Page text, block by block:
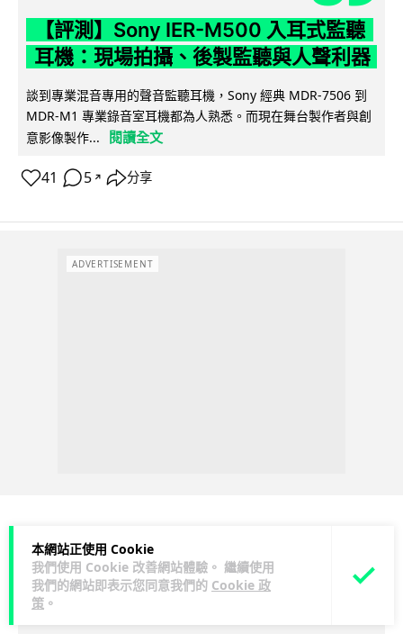
本網站正使用 Cookie
我們使用 Cookie 改善網站體驗。 繼續使用
我們的網站即表示您同意我們的 Cookie 政
策 。
【評測】Sony IER-M500 入耳式監聽
耳機：現場拍攝、後製監聽與人聲利器
談到專業混音專用的聲音監聽耳機，Sony 經典 MDR-7506 到
MDR-M1 專業錄音室耳機都為人熟悉。而現在舞台製作者與創
意影像製作...
閱讀全文
41 5 ↗ 分享
ADVERTISEMENT
科技娛樂 遊戲情報
天恩